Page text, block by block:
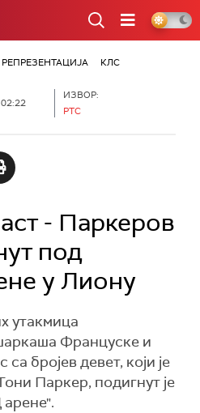
РЕПРЕЗЕНТАЦИЈА КЛС
ИЗВОР:
РТС
- Паркеров
под
у Лиону
утакмица
Француске и
бројев девет, који је
Паркер, подигнут је